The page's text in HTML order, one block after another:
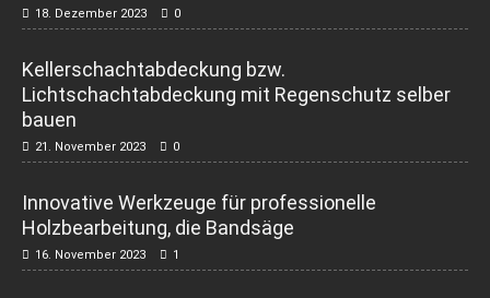
18. Dezember 2023 0
Kellerschachtabdeckung bzw.
Lichtschachtabdeckung mit Regenschutz selber
bauen
21. November 2023 0
Innovative Werkzeuge für professionelle
Holzbearbeitung, die Bandsäge
16. November 2023 1